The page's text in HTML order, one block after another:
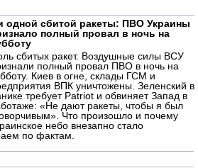
одной сбитой ракеты: ПВО Украины
полный провал в ночь на
сбитых ракет. Воздушные силы ВСУ
полный провал ПВО в ночь на
Киев в огне, склады ГСМ и
ВПК уничтожены. Зеленский в
требует Patriot и обвиняет Запад в
«Не дают ракеты, чтобы я был
Что произошло и почему
небо внезапно стало
по фактам.